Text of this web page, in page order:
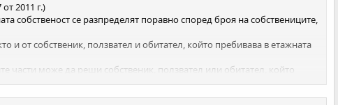
2011 г.)
собственост се разпределят поравно според броя на собствениците,
и от собственик, ползвател и обитател, който пребивава в етажната
части може да реши собственик, ползвател или обитател, който
разходите за управление и поддържане по ал. 1. За отсъствието се